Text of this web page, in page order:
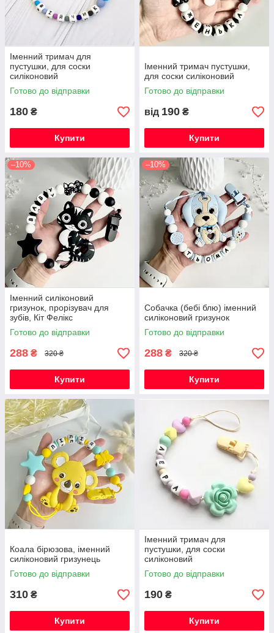
Іменний тримач для
пустушки, для соски
силіконовий
Готово до відправки
180 ₴
Купити
Іменний тримач пустушки,
для соски силіконовий
Готово до відправки
від 190 ₴
Купити
–10%
Іменний силіконовий
гризунок, прорізувач для
зубів, Кіт Фелікс
Готово до відправки
288 ₴ 320 ₴
Купити
–10%
Собачка (бебі блю) іменний
силіконовий гризунок
Готово до відправки
288 ₴ 320 ₴
Купити
Коала бірюзова, іменний
силіконовий гризунець
Готово до відправки
310 ₴
Купити
Іменний тримач для
пустушки, для соски
силіконовий
Готово до відправки
190 ₴
Купити